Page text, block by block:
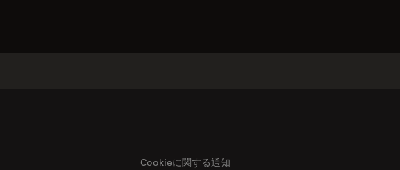
Cookieに関する通知